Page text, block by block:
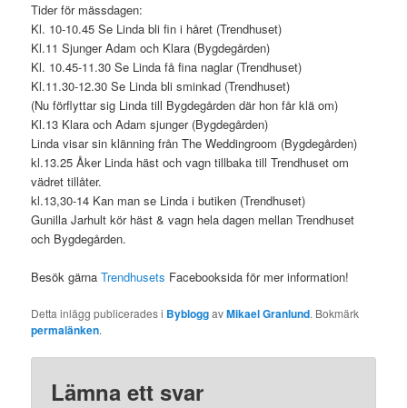
Tider för mässdagen:
Kl. 10-10.45 Se Linda bli fin i håret (Trendhuset)
Kl.11 Sjunger Adam och Klara (Bygdegården)
Kl. 10.45-11.30 Se Linda få fina naglar (Trendhuset)
Kl.11.30-12.30 Se Linda bli sminkad (Trendhuset)
(Nu förflyttar sig Linda till Bygdegården där hon får klä om)
Kl.13 Klara och Adam sjunger (Bygdegården)
Linda visar sin klänning från The Weddingroom (Bygdegården)
kl.13.25 Åker Linda häst och vagn tillbaka till Trendhuset om
vädret tillåter.
kl.13,30-14 Kan man se Linda i butiken (Trendhuset)
Gunilla Jarhult kör häst & vagn hela dagen mellan Trendhuset
och Bygdegården.
Besök gärnaTrendhusets Facebooksida för mer information!
Detta inlägg publicerades i BybloggavMikael Granlund. Bokmärk
permalänken.
Lämna ett svar